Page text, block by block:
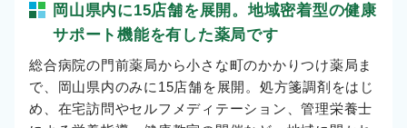
岡山県内に15店舗を展開。地域密着型の健康
サポート機能を有した薬局です
総合病院の門前薬局から小さな町のかかりつけ薬局ま
で、岡山県内のみに15店舗を展開。処方箋調剤をはじ
め、在宅訪問やセルフメディテーション、管理栄養士